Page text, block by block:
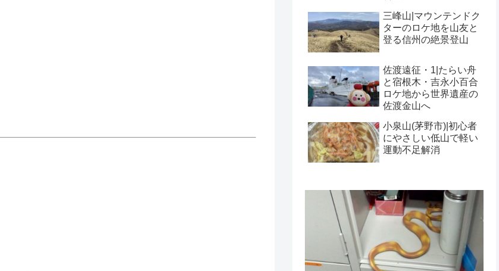
三峰山|マウンテンドク
ターのロケ地を山友と
登る信州の絶景登山
佐渡遠征・1|たらい舟
と宿根木・吉永小百合
ロケ地から世界遺産の
佐渡金山へ
小泉山(茅野市)|初心者
にやさしい低山で軽い
運動不足解消